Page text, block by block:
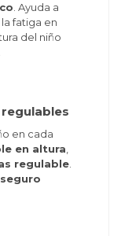
. Ayuda a
fatiga en
del niño
en cada
en altura,
regulable.